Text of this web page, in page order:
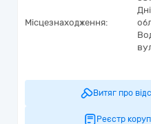
Місцезнаходження:
Витяг про
Реєстр